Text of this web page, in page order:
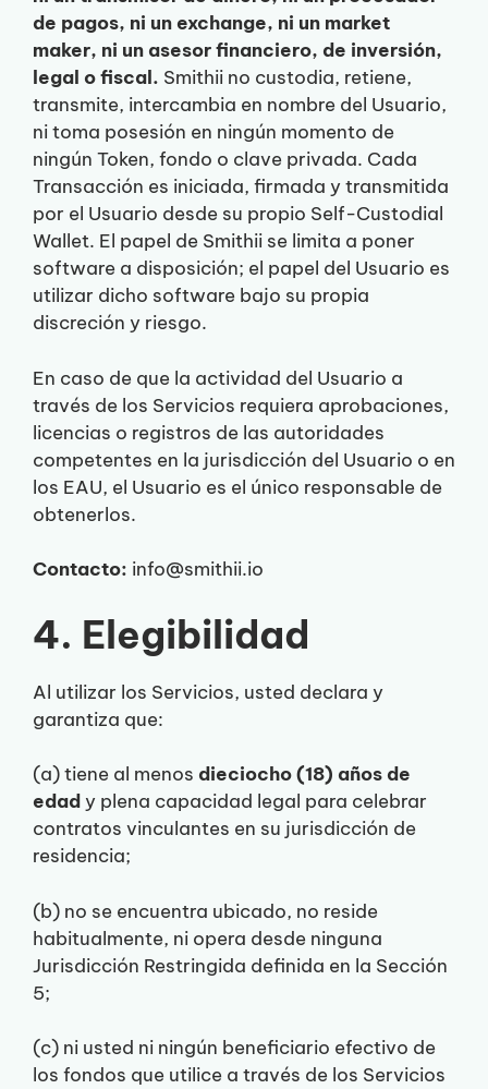
de pagos, ni un exchange, ni un market
maker, ni un asesor financiero, de inversión,
legal o fiscal. Smithii no custodia, retiene,
transmite, intercambia en nombre del Usuario,
ni toma posesión en ningún momento de
ningún Token, fondo o clave privada. Cada
Transacción es iniciada, firmada y transmitida
por el Usuario desde su propio Self-Custodial
Wallet. El papel de Smithii se limita a poner
software a disposición; el papel del Usuario es
utilizar dicho software bajo su propia
discreción y riesgo.
En caso de que la actividad del Usuario a
través de los Servicios requiera aprobaciones,
licencias o registros de las autoridades
competentes en la jurisdicción del Usuario o en
los EAU, el Usuario es el único responsable de
obtenerlos.
Contacto: info@smithii.io
4. Elegibilidad
Al utilizar los Servicios, usted declara y
garantiza que:
(a) tiene al menos dieciocho (18) años de
edad y plena capacidad legal para celebrar
contratos vinculantes en su jurisdicción de
residencia;
(b) no se encuentra ubicado, no reside
habitualmente, ni opera desde ninguna
Jurisdicción Restringida definida en la Sección
5;
(c) ni usted ni ningún beneficiario efectivo de
los fondos que utilice a través de los Servicios